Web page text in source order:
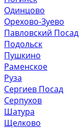
Одинцово
Орехово-Зуево
Павловский Посад
Подольск
Пушкино
Раменское
Руза
Сергиев Посад
Серпухов
Шатура
Щелково